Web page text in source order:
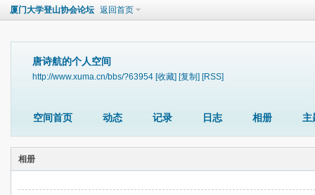
厦门大学登山协会论坛 返回首页
唐诗航的个人空间
http://www.xuma.cn/bbs/?63954 [收藏] [复制] [RSS]
空间首页 动态 记录 日志 相册 主
相册